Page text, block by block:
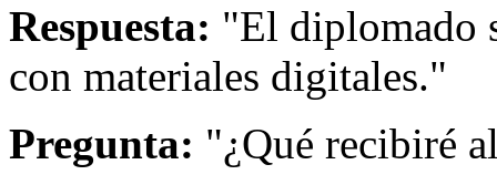
Respuesta: "El diplomado
con materiales digitales."
Pregunta: "¿Qué recibiré